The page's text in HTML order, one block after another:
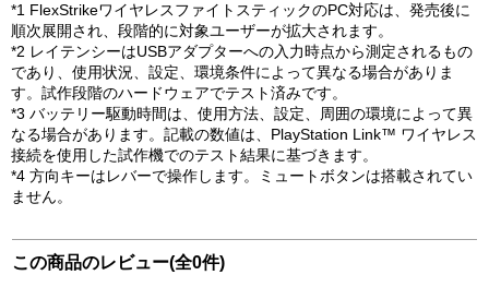
*1 FlexStrikeワイヤレスファイトスティックのPC対応は、発売後に
順次展開され、段階的に対象ユーザーが拡大されます。
*2 レイテンシーはUSBアダプターへの入力時点から測定されるもの
であり、使用状況、設定、環境条件によって異なる場合がありま
す。試作段階のハードウェアでテスト済みです。
*3 バッテリー駆動時間は、使用方法、設定、周囲の環境によって異
なる場合があります。記載の数値は、PlayStation Link™ ワイヤレス
接続を使用した試作機でのテスト結果に基づきます。
*4 方向キーはレバーで操作します。ミュートボタンは搭載されてい
ません。
この商品のレビュー(全0件)